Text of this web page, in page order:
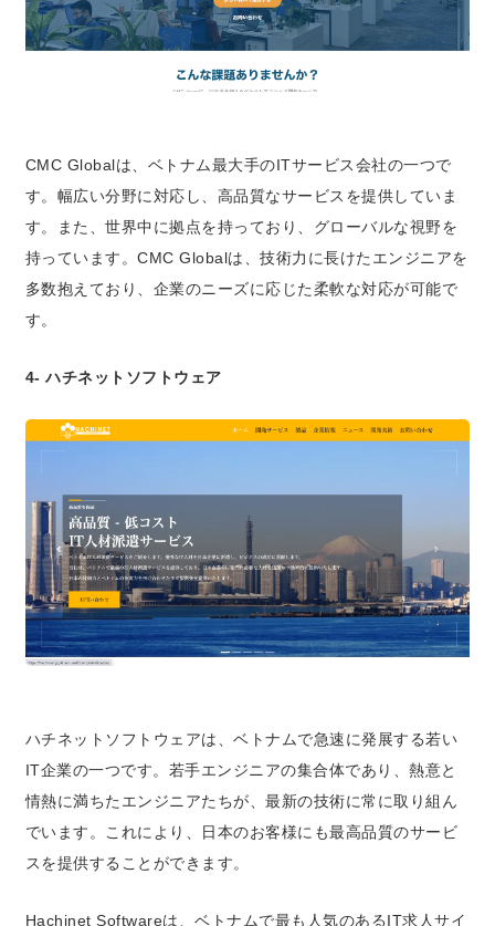
CMC Globalは、ベトナム最大手のITサービス会社の一つで
す。幅広い分野に対応し、高品質なサービスを提供していま
す。また、世界中に拠点を持っており、グローバルな視野を
持っています。CMC Globalは、技術力に長けたエンジニアを
多数抱えており、企業のニーズに応じた柔軟な対応が可能で
す。
4- ハチネットソフトウェア
ハチネットソフトウェアは、ベトナムで急速に発展する若い
IT企業の一つです。若手エンジニアの集合体であり、熱意と
情熱に満ちたエンジニアたちが、最新の技術に常に取り組ん
でいます。これにより、日本のお客様にも最高品質のサービ
スを提供することができます。
Hachinet Softwareは、ベトナムで最も人気のあるIT求人サイ